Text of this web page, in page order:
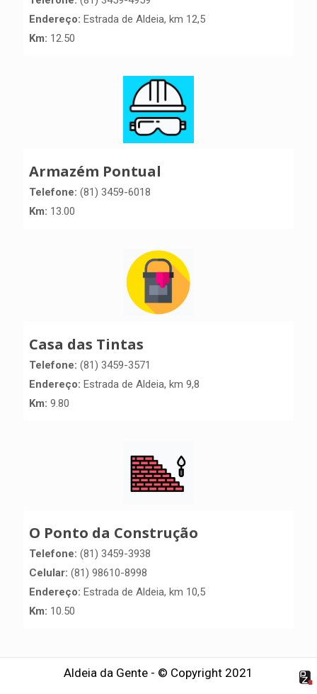
Endereço: Estrada de Aldeia, km 12,5
Km: 12.50
Armazém Pontual
Telefone: (81) 3459-6018
Km: 13.00
Casa das Tintas
Telefone: (81) 3459-3571
Endereço: Estrada de Aldeia, km 9,8
Km: 9.80
O Ponto da Construção
Telefone: (81) 3459-3938
Celular: (81) 98610-8998
Endereço: Estrada de Aldeia, km 10,5
Km: 10.50
Aldeia da Gente - © Copyright 2021